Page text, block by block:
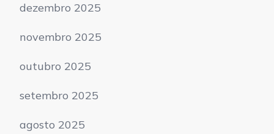
dezembro 2025
novembro 2025
outubro 2025
setembro 2025
agosto 2025